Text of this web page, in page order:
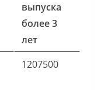
выпуска
более 3
лет
1207500